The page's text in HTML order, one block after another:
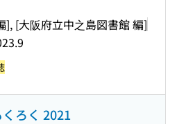
], [大阪府立中之島図書館 編]
ろく 2021